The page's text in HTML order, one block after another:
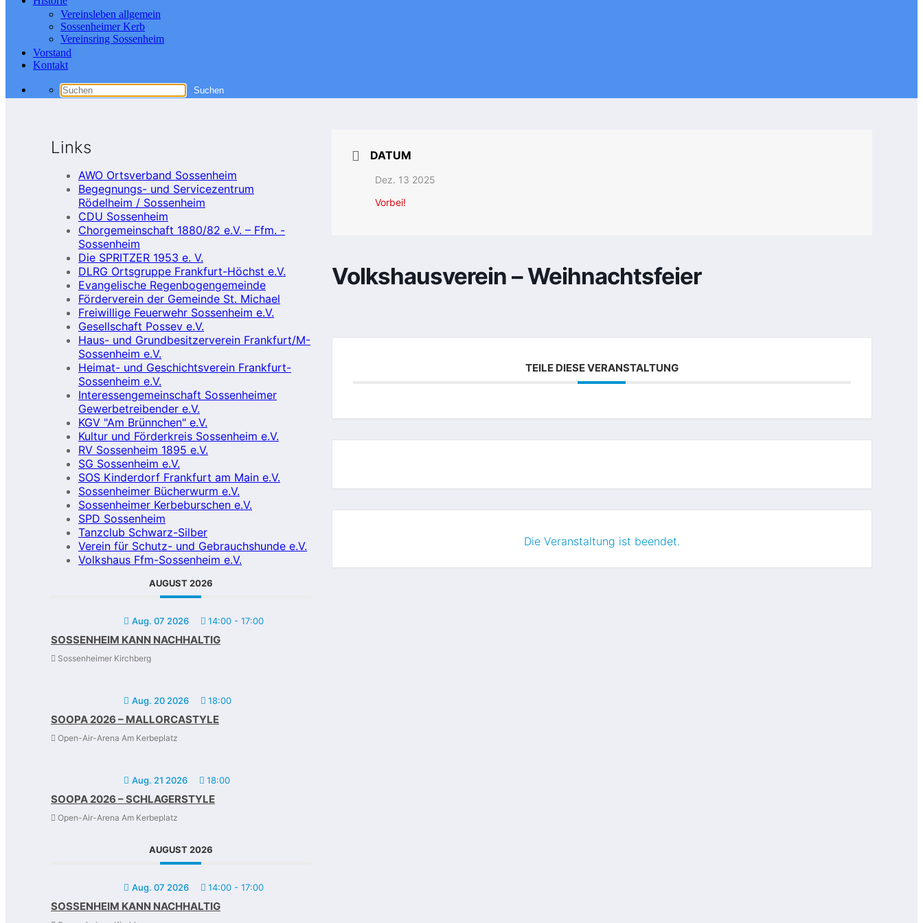
Vereinsleben allgemein
Sossenheimer Kerb
Vereinsring Sossenheim
Vorstand
Kontakt
Links
AWO Ortsverband Sossenheim
Begegnungs- und Servicezentrum
Rödelheim / Sossenheim
CDU Sossenheim
Chorgemeinschaft 1880/82 e.V. – Ffm. -
Sossenheim
Die SPRITZER 1953 e. V.
DLRG Ortsgruppe Frankfurt-Höchst e.V.
Evangelische Regenbogengemeinde
Förderverein der Gemeinde St. Michael
Freiwillige Feuerwehr Sossenheim e.V.
Gesellschaft Possev e.V.
Haus- und Grundbesitzerverein Frankfurt/M-
Sossenheim e.V.
Heimat- und Geschichtsverein Frankfurt-
Sossenheim e.V.
Interessengemeinschaft Sossenheimer
Gewerbetreibender e.V.
KGV "Am Brünnchen" e.V.
Kultur und Förderkreis Sossenheim e.V.
RV Sossenheim 1895 e.V.
SG Sossenheim e.V.
SOS Kinderdorf Frankfurt am Main e.V.
Sossenheimer Bücherwurm e.V.
Sossenheimer Kerbeburschen e.V.
SPD Sossenheim
Tanzclub Schwarz-Silber
Verein für Schutz- und Gebrauchshunde e.V.
Volkshaus Ffm-Sossenheim e.V.
AUGUST 2026
Aug. 07 2026 14:00 - 17:00
SOSSENHEIM KANN NACHHALTIG
Sossenheimer Kirchberg
Aug. 20 2026 18:00
SOOPA 2026 – MALLORCASTYLE
Open-Air-Arena Am Kerbeplatz
Aug. 21 2026 18:00
SOOPA 2026 – SCHLAGERSTYLE
Open-Air-Arena Am Kerbeplatz
AUGUST 2026
Aug. 07 2026 14:00 - 17:00
SOSSENHEIM KANN NACHHALTIG
DATUM
Dez. 13 2025
Vorbei!
Volkshausverein – Weihnachtsfeier
TEILE DIESE VERANSTALTUNG
Die Veranstaltung ist beendet.